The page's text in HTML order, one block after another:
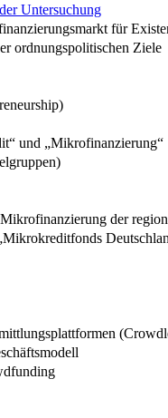
Untersuchung
für
ordnungspolitischen Ziele
und „Mikrofinanzierung“
der